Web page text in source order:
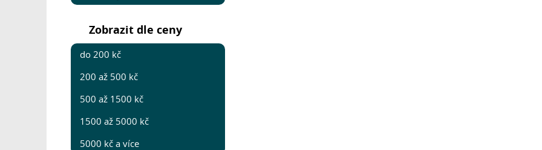
Zobrazit dle ceny
do 200 kč
200 až 500 kč
500 až 1500 kč
1500 až 5000 kč
5000 kč a více